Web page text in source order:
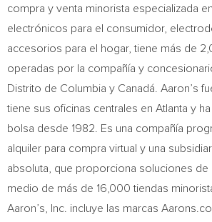
compra y venta minorista especializada
electrónicos para el consumidor,
accesorios para el hogar, tiene más de
operadas por la compañía y
Distrito de Columbia y Canadá. Aaron’s
tiene sus oficinas centrales en Atlanta y
bolsa desde 1982. Es una compañía
alquiler para compra virtual y una
absoluta, que proporciona soluciones de
medio de más de 16,000 tiendas
Aaron’s, Inc. incluye las marcas